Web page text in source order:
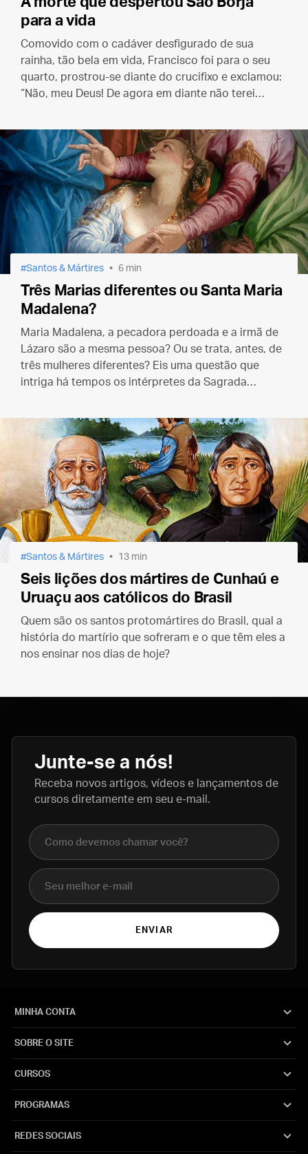
para a vida
Comovido com o cadáver desfigurado de sua
rainha, tão bela em vida, Francisco foi para o seu
quarto, prostrou-se diante do crucifixo e exclamou:
“Não, meu Deus! De agora em diante não terei
Santos & Mártires 6 min
Três Marias diferentes ou Santa Maria
Madalena?
Maria Madalena, a pecadora perdoada e a irmã de
Lázaro são a mesma pessoa? Ou se trata, antes, de
três mulheres diferentes? Eis uma questão que
intriga há tempos os intérpretes da Sagrada
resposta no céu.
Santos & Mártires 13 min
Seis lições dos mártires de Cunhaú e
Uruaçu aos católicos do Brasil
Quem são os santos protomártires do Brasil, qual a
história do martírio que sofreram e o que têm eles a
nos ensinar nos dias de hoje?
Junte-se a nós!
Receba novos artigos, vídeos e lançamentos de
cursos diretamente em seu e-mail.
Nome completo
E-mail
ENVIAR
MINHA CONTA
SOBRE O SITE
CURSOS
PROGRAMAS
REDES SOCIAIS